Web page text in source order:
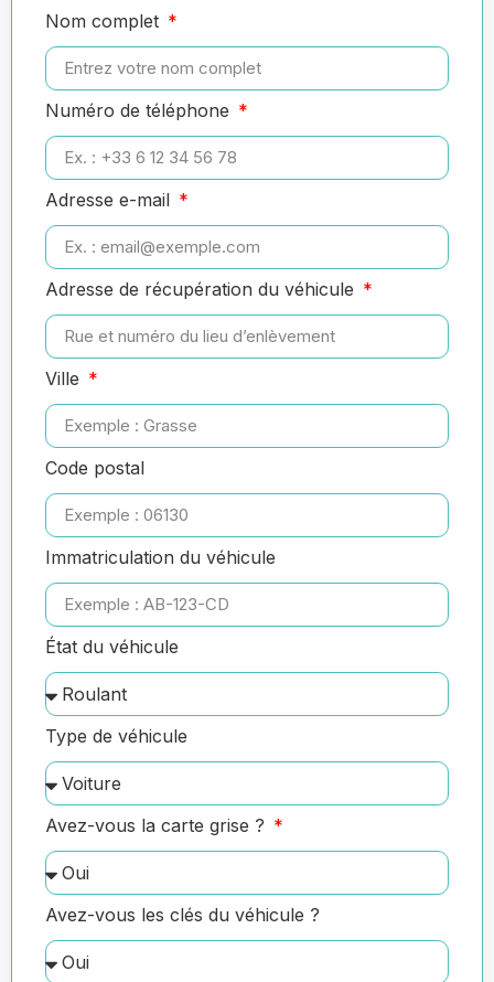
Nom complet
Numéro de téléphone
Adresse e-mail
Adresse de récupération du véhicule
Ville
Code postal
Immatriculation du véhicule
État du véhicule
Type de véhicule
Avez-vous la carte grise ?
Avez-vous les clés du véhicule ?